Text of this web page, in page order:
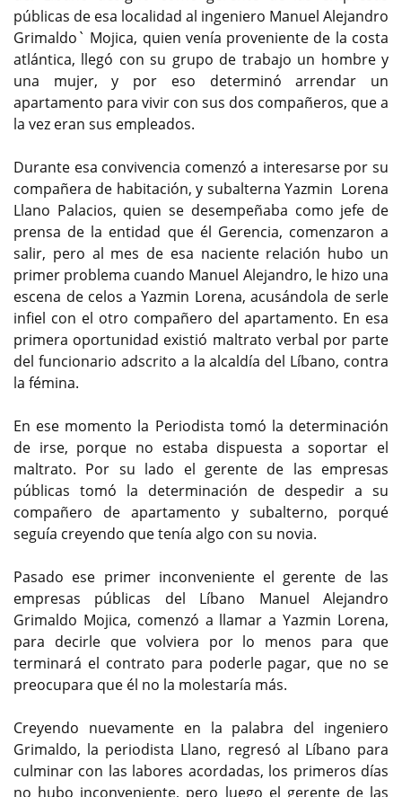
públicas de esa localidad al ingeniero Manuel Alejandro
Grimaldo` Mojica, quien venía proveniente de la costa
atlántica, llegó con su grupo de trabajo un hombre y
una mujer, y por eso determinó arrendar un
apartamento para vivir con sus dos compañeros, que a
la vez eran sus empleados.
Durante esa convivencia comenzó a interesarse por su
compañera de habitación, y subalterna Yazmin Lorena
Llano Palacios, quien se desempeñaba como jefe de
prensa de la entidad que él Gerencia, comenzaron a
salir, pero al mes de esa naciente relación hubo un
primer problema cuando Manuel Alejandro, le hizo una
escena de celos a Yazmin Lorena, acusándola de serle
infiel con el otro compañero del apartamento. En esa
primera oportunidad existió maltrato verbal por parte
del funcionario adscrito a la alcaldía del Líbano, contra
la fémina.
En ese momento la Periodista tomó la determinación
de irse, porque no estaba dispuesta a soportar el
maltrato. Por su lado el gerente de las empresas
públicas tomó la determinación de despedir a su
compañero de apartamento y subalterno, porqué
seguía creyendo que tenía algo con su novia.
Pasado ese primer inconveniente el gerente de las
empresas públicas del Líbano Manuel Alejandro
Grimaldo Mojica, comenzó a llamar a Yazmin Lorena,
para decirle que volviera por lo menos para que
terminará el contrato para poderle pagar, que no se
preocupara que él no la molestaría más.
Creyendo nuevamente en la palabra del ingeniero
Grimaldo, la periodista Llano, regresó al Líbano para
culminar con las labores acordadas, los primeros días
no hubo inconveniente, pero luego el gerente de las